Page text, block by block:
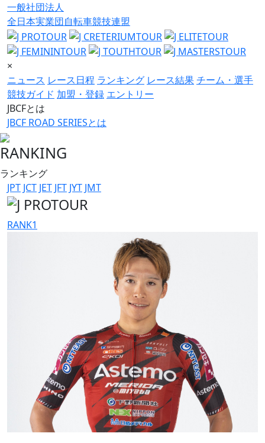
一般社団法人
全日本実業団自転車競技連盟
×
ニュース レース日程 ランキング レース結果チーム・選手
競技ガイド 加盟・登録 エントリー
JBCFとは
JBCF ROAD SERIESとは
RANKING
ランキング
JPT JCT JET JFT JYT JMT
RANK1